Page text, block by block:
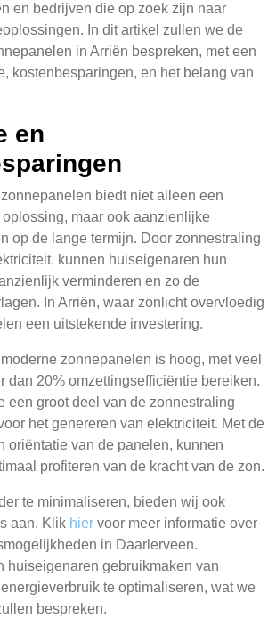
en bedrijven die op zoek zijn naar
In dit artikel zullen we de
in Arriën bespreken, met een
kostenbesparingen, en het belang van
en
biedt niet alleen een
maar ook aanzienlijke
op de lange termijn. Door zonnestraling
kunnen huiseigenaren hun
verminderen en zo de
In Arriën, waar zonlicht overvloedig
een uitstekende investering.
zonnepanelen is hoog, met veel
dan 20% omzettingsefficiëntie bereiken.
een groot deel van de zonnestraling
het genereren van elektriciteit. Met de
oriëntatie van de panelen, kunnen
profiteren van de kracht van de zon.
te minimaliseren, bieden wij ook
aan. Klik hier voor meer informatie over
in Daarlerveen.
huiseigenaren gebruikmaken van
te optimaliseren, wat we
bespreken.